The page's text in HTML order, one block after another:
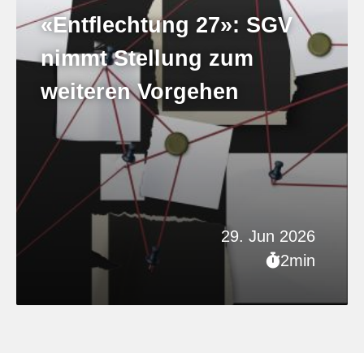
29. Jun 2026
2min
«Entflechtung 27»: SGV
nimmt Stellung zum
weiteren Vorgehen